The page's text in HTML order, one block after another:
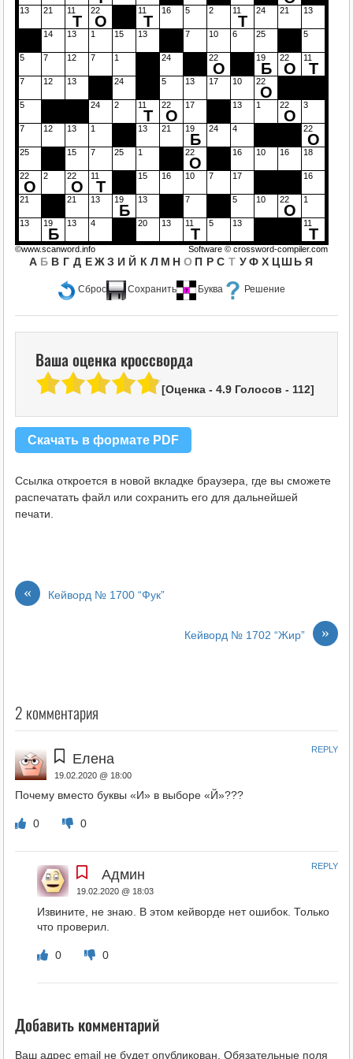
Сброс Сохранить Буква Решение
13 21 11
Т
22
О
11
Т
16 5 2 11
Т
24 21 13
14 13 1 15 13 7 10 6 25 5
5 7 12 7 1 24 22
О
19
Б
22
О
11
Т
7 12 13 24 5 13 17 10 22
О
5 24 2 11
Т
22
О
17 13 1 22
О
3
7 12 13 1 13 21 19
Б
24 4 22
О
25 15 7 25 1 22
О
16 10 16 18
22
О
2 22
О
11
Т
15 16 10 7 17 16
21 21 13 19
Б
13 7 5 10 22
О
1
13 19
Б
13 4 20 13 11
Т
5 13 11
Т
А Б В Г Д Е Ж З И Й К Л М Н О П Р С Т У Ф Х ЦШЬ Я
©www.scanword.info Software © crossword-compiler.com
Ваша оценка кроссворда
[Оценка - 4.9Голосов - 112]
Скачать в формате PDF
Ссылка откроется в новой вкладке браузера, где вы сможете
распечатать файл или сохранить его для дальнейшей
печати.
« Кейворд № 1700 “Фук”
»
Кейворд № 1702 “Жир”
2 комментария
Елена
19.02.2020 @ 18:00
Почему вместо буквы «И» в выборе «Й»???
0 0
REPLY
Админ
19.02.2020 @ 18:03
Извините, не знаю. В этом кейворде нет ошибок. Только
что проверил.
0 0
REPLY
Добавить комментарий
Ваш адрес email не будет опубликован. Обязательные поля